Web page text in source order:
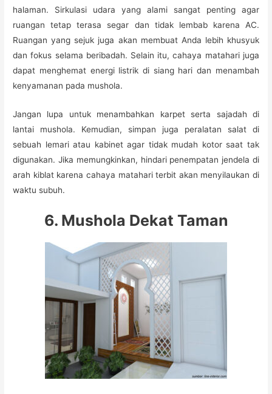
halaman. Sirkulasi udara yang alami sangat penting agar
ruangan tetap terasa segar dan tidak lembab karena AC.
Ruangan yang sejuk juga akan membuat Anda lebih khusyuk
dan fokus selama beribadah. Selain itu, cahaya matahari juga
dapat menghemat energi listrik di siang hari dan menambah
kenyamanan pada mushola.
Jangan lupa untuk menambahkan karpet serta sajadah di
lantai mushola. Kemudian, simpan juga peralatan salat di
sebuah lemari atau kabinet agar tidak mudah kotor saat tak
digunakan. Jika memungkinkan, hindari penempatan jendela di
arah kiblat karena cahaya matahari terbit akan menyilaukan di
waktu subuh.
6. Mushola Dekat Taman